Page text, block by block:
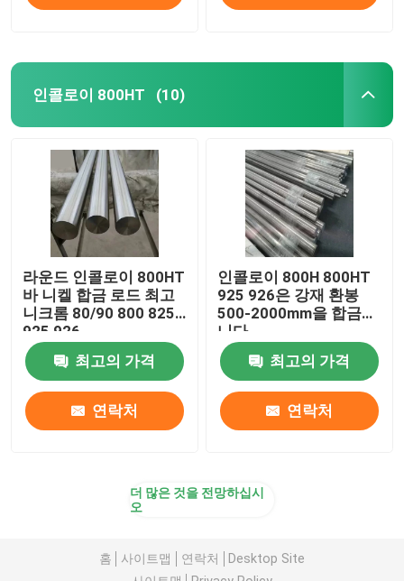
인콜로이 800HT (10)
라운드 인콜로이 800HT
바 니켈 합금 로드 최고
니크롬 80/90 800 825
925 926
최고의 가격
연락처
인콜로이 800H 800HT
925 926은 강재 환봉
500-2000mm을 합금합
니다
최고의 가격
연락처
더 많은 것을 전망하십시
오
홈 사이트맵 연락처
Desktop Site